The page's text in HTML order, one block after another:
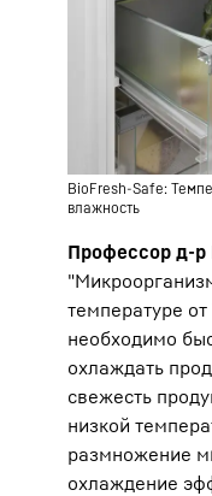
BioFresh-Safe:
влажность
Профессор д-р
температуре
необходимо
охлаждать
свежесть
низкой
размножение
охлаждение